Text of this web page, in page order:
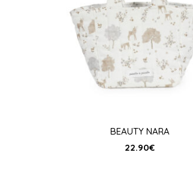
BEAUTY NARA
22.90€